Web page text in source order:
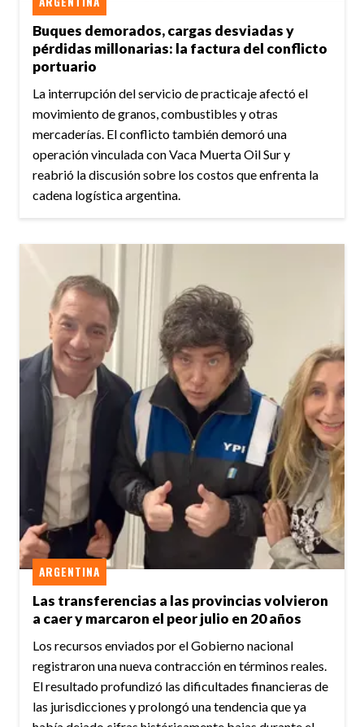
Buques demorados, cargas desviadas y
pérdidas millonarias: la factura del conflicto
portuario
La interrupción del servicio de practicaje afectó el
movimiento de granos, combustibles y otras
mercaderías. El conflicto también demoró una
operación vinculada con Vaca Muerta Oil Sur y
reabrió la discusión sobre los costos que enfrenta la
cadena logística argentina.
Las transferencias a las provincias volvieron
a caer y marcaron el peor julio en 20 años
ARGENTINA
Los recursos enviados por el Gobierno nacional
registraron una nueva contracción en términos reales.
El resultado profundizó las dificultades financieras de
las jurisdicciones y prolongó una tendencia que ya